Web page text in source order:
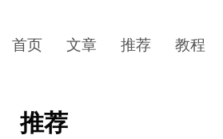
首页 文章 推荐 教程
推荐